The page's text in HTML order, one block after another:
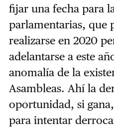
fijar una fecha para
parlamentarias, que
realizarse en 2020
adelantarse a este
anomalía de la
Asambleas. Ahí la
oportunidad, si
para intentar